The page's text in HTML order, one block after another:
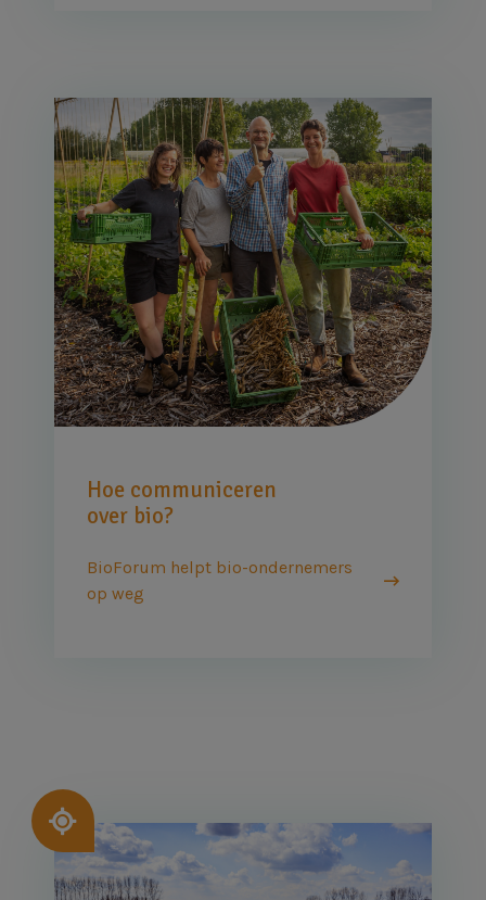
Afbeelding
Hoe communiceren
over bio?
BioForum helpt bio-ondernemers
op weg
Afbeelding